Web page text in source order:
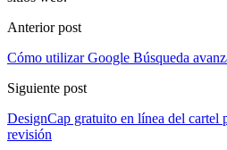
Anterior post
Cómo utilizar Google Búsqueda
Siguiente post
DesignCap gratuito en línea del cartel
revisión